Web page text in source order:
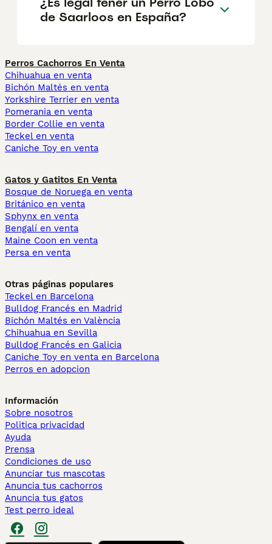
de Saarloos en España?
Perros Cachorros En Venta
Chihuahua en venta
Bichón Maltés en venta
Yorkshire Terrier en venta
Pomerania en venta
Border Collie en venta
Teckel en venta
Caniche Toy en venta
Gatos y Gatitos En Venta
Bosque de Noruega en venta
Británico en venta
Sphynx en venta
Bengalí en venta
Maine Coon en venta
Persa en venta
Otras páginas populares
Teckel en Barcelona
Bulldog Francés en Madrid
Bichón Maltés en València
Chihuahua en Sevilla
Bulldog Francés en Galicia
Caniche Toy en venta en Barcelona
Perros en adopcion
Información
Sobre nosotros
Politica privacidad
Ayuda
Prensa
Condiciones de uso
Anunciar tus mascotas
Anuncia tus cachorros
Anuncia tus gatos
Test perro ideal